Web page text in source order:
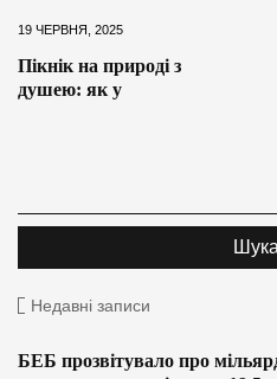
19 ЧЕРВНЯ, 2025
Пікнік на природі з
душею: як у
Недавні записи
БЕБ прозвітувало про